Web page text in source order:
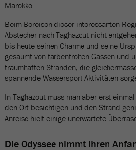
Marokko.
Beim Bereisen dieser interessanten
Abstecher nach Taghazout nicht
bis heute seinen Charme und seine
gesäumt von farbenfrohen Gassen und
traumhaften Stränden, die
spannende Wassersport-Aktivitäten
In Taghazout muss man aber erst
den Ort besichtigen und den Strand
Anreise hielt einige unerwartete
Die Odyssee nimmt ihren